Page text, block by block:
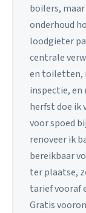
boilers,
onderhoud
loodgieter
centrale
en toiletten,
inspectie,
herfst doe ik
voor spoed
renoveer ik
bereikbaar
ter plaatse,
tarief vooraf
Gratis